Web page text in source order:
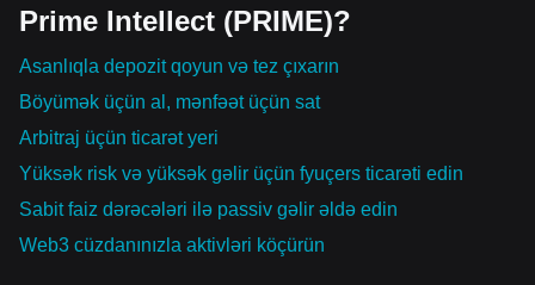
Prime Intellect (PRIME)?
Asanlıqla depozit qoyun və tez çıxarın
Böyümək üçün al, mənfəət üçün sat
Arbitraj üçün ticarət yeri
Yüksək risk və yüksək gəlir üçün fyuçers ticarəti edin
Sabit faiz dərəcələri ilə passiv gəlir əldə edin
Web3 cüzdanınızla aktivləri köçürün